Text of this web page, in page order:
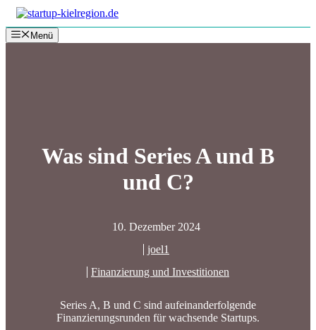
Zum
Inhalt
springenMenü
Was sind Series A und B
und C?
10. Dezember 2024
joel1
Finanzierung und Investitionen
Series A, B und C sind aufeinanderfolgende
Finanzierungsrunden für wachsende Startups.